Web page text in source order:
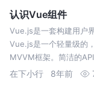
认识Vue组件
Vue.js是一套构建用户
Vue.js是一个轻量级的
MVVM框架。简洁的
上手Vue框架。 本系列
在下小行 8年前